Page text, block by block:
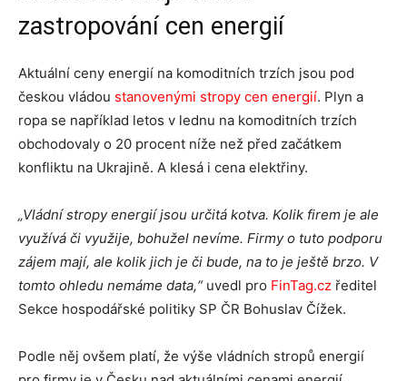
zastropování cen energií
Aktuální ceny energií na komoditních trzích jsou pod
českou vládou stanovenými stropy cen energií. Plyn a
ropa se například letos v lednu na komoditních trzích
obchodovaly o 20 procent níže než před začátkem
konfliktu na Ukrajině. A klesá i cena elektřiny.
„Vládní stropy energií jsou určitá kotva. Kolik firem je ale
využívá či využije, bohužel nevíme. Firmy o tuto podporu
zájem mají, ale kolik jich je či bude, na to je ještě brzo. V
tomto ohledu nemáme data,“uvedl pro FinTag.cz ředitel
Sekce hospodářské politiky SP ČR Bohuslav Čížek.
Podle něj ovšem platí, že výše vládních stropů energií